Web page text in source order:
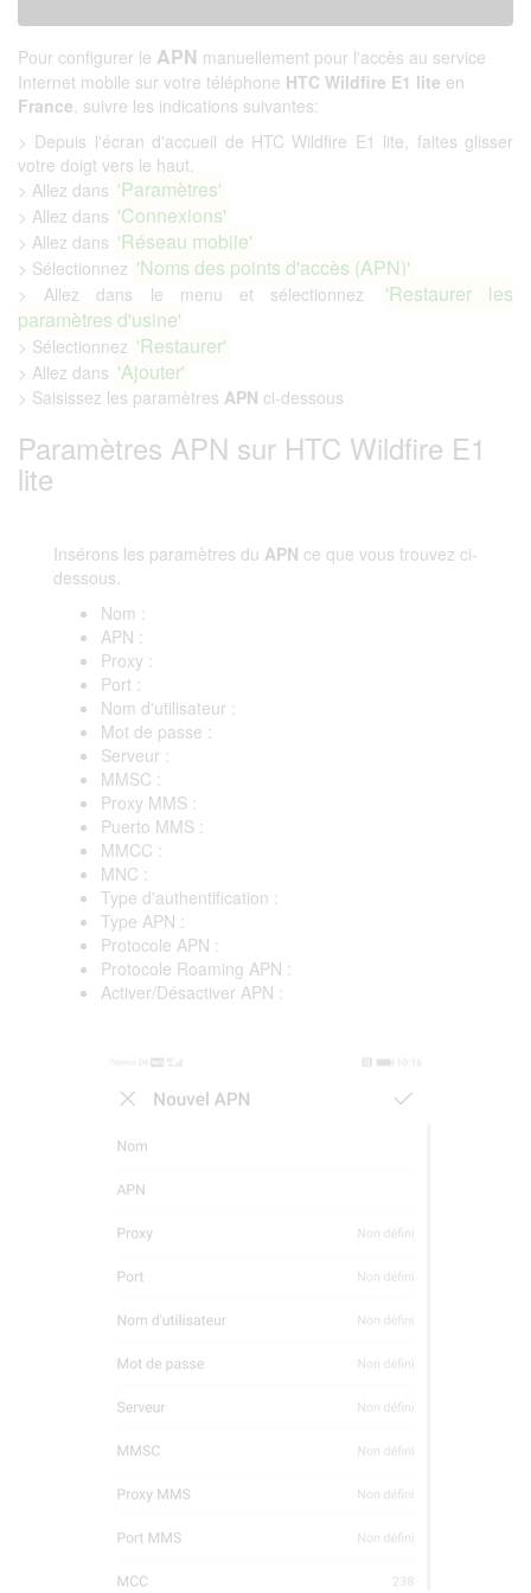
Pour configurer le APN manuellement pour l'accès au service
Internet mobile sur votre téléphone HTC Wildfire E1 lite en
France, suivre les indications suivantes:
> Depuis l'écran d'accueil de HTC Wildfire E1 lite, faites glisser
votre doigt vers le haut.
> Allez dans 'Paramètres'
> Allez dans 'Connexions'
> Allez dans 'Réseau mobile'
> Sélectionnez 'Noms des points d'accès (APN)'
> Allez dans le menu et sélectionnez
'Restaurer les
paramètres d'usine'
> Sélectionnez 'Restaurer'
> Allez dans 'Ajouter'
> Saisissez les paramètres APN ci-dessous
Paramètres APN sur HTC Wildfire E1
lite
Insérons les paramètres du APN ce que vous trouvez ci-
dessous.
Nom :
APN :
Proxy :
Port :
Nom d'utilisateur :
Mot de passe :
Serveur :
MMSC :
Proxy MMS :
Puerto MMS :
MMCC :
MNC :
Type d'authentification :
Type APN :
Protocole APN :
Protocole Roaming APN :
Activer/Désactiver APN :